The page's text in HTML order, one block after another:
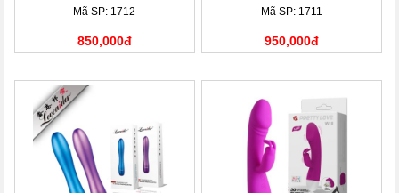
Mã SP: 1712
850,000đ
Mã SP: 1711
950,000đ